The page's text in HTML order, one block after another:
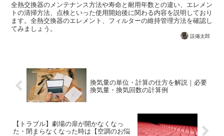
全熱交換器のメンテナンス方法や寿命と耐用年数との違い、エレメン
トの清掃方法、点検といった使用開始後に関わる内容を説明しており
ます。全熱交換器のエレメント、フィルターの維持管理方法を確認し
てみましょう。
設備太郎
換気量の単位・計算の仕方を解説｜必要
換気量・換気回数の計算例
【トラブル】劇場の扉が開かなくなっ
た・閉まらなくなった時は【空調のお悩